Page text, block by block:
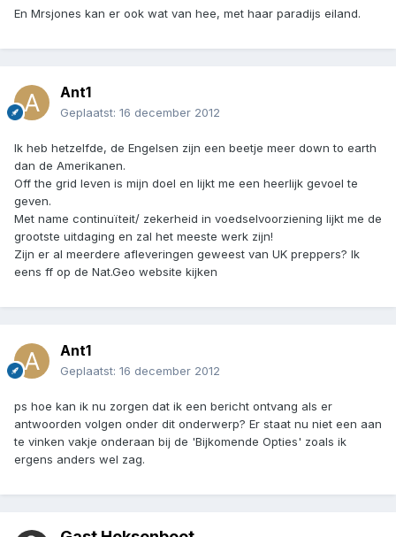
En Mrsjones kan er ook wat van hee, met haar paradijs eiland.
Ant1
Geplaatst: 16 december 2012
Ik heb hetzelfde, de Engelsen zijn een beetje meer down to earth
dan de Amerikanen.
Off the grid leven is mijn doel en lijkt me een heerlijk gevoel te
geven.
Met name continuïteit/ zekerheid in voedselvoorziening lijkt me de
grootste uitdaging en zal het meeste werk zijn!
Zijn er al meerdere afleveringen geweest van UK preppers? Ik
eens ff op de Nat.Geo website kijken
Ant1
Geplaatst: 16 december 2012
ps hoe kan ik nu zorgen dat ik een bericht ontvang als er
antwoorden volgen onder dit onderwerp? Er staat nu niet een aan
te vinken vakje onderaan bij de 'Bijkomende Opties' zoals ik
ergens anders wel zag.